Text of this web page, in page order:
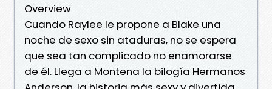
Overview
Cuando Raylee le propone a Blake una
noche de sexo sin ataduras, no se espera
que sea tan complicado no enamorarse
de él. Llega a Montena la bilogía Hermanos